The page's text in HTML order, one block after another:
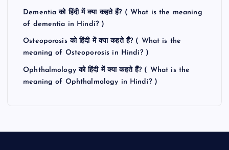
Dementia को हिंदी में क्या कहते हैं? ( What is the meaning
of dementia in Hindi? )
Osteoporosis को हिंदी में क्या कहते हैं? ( What is the
meaning of Osteoporosis in Hindi? )
Ophthalmology को हिंदी में क्या कहते हैं? ( What is the
meaning of Ophthalmology in Hindi? )